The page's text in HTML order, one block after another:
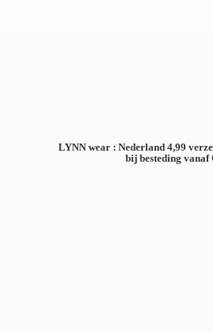
LYNN wear : Nederland 4,99
bij besteding vanaf